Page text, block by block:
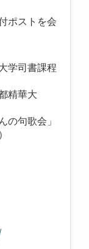
ポストを会
司書課程
精華大
句歌会」